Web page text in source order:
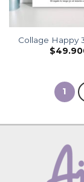
Collage Happy
$
1